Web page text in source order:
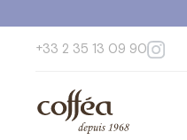
+33 2 35 13 09 90